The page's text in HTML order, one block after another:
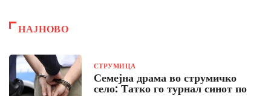
НАЈНОВО
СТРУМИЦА
Семејна драма во струмичко
село: Татко го турнал синот по